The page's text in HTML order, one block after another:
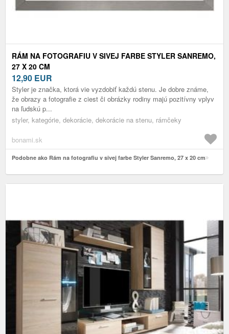
RÁM NA FOTOGRAFIU V SIVEJ FARBE STYLER SANREMO,
27 X 20 CM
12,90 EUR
Styler je značka, ktorá vie vyzdobiť každú stenu. Je dobre známe,
že obrazy a fotografie z ciest či obrázky rodiny majú pozitívny vplyv
na ľudskú p...
styler, kategórie, dekorácie, dekorácie na stenu, rámčeky
bonami.sk
Podobne ako Rám na fotografiu v sivej farbe Styler Sanremo, 27 x 20 cm